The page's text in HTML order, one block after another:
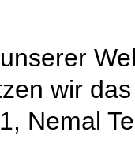
wir
Nemal